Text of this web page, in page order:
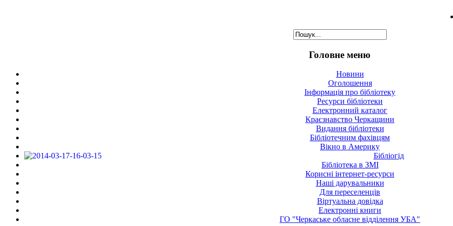
Головне меню
Новини
Оголошення
Інформація про бібліотеку
Ресурси бібліотеки
Електронний каталог
Краєзнавство Черкащини
Видання бібліотеки
Бібліотечним фахівцям
Вікно в Америку
Бібліогід
Бібліотека в ЗМІ
Корисні інтернет-ресурси
Наші дарувальники
Для переселенців
Віртуальна довідка
Електронні книги
ГО "Черкаське обласне відділення УБА"